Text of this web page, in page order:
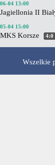
06-04 13:00
Jagiellonia II
05-04 15:00
MKS Korsze 4:0
Wszelkie